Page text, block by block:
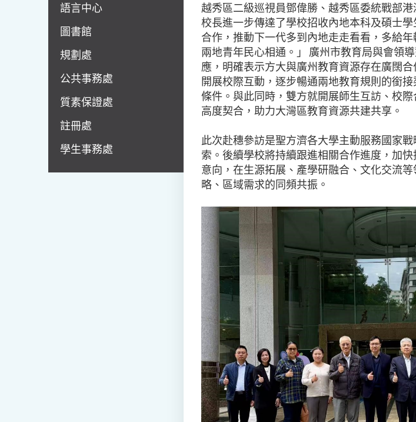
語言中心
圖書館
規劃處
公共事務處
質素保證處
註冊處
學生事務處
越秀區二級巡視員鄧偉勝、越秀區委統戰部
校長進一步傳達了學校招收內地本科及碩士
合作，推動下一代多到內地走走看看，多給
兩地青年民心相通。」 廣州市教育局與會領
應，明確表示方大與廣州教育資源存在廣闊
開展校際互動，逐步暢通兩地教育規則的銜
條件。與此同時，雙方就開展師生互訪、校
高度契合，助力大灣區教育資源共建共享。
此次赴穗參訪是聖方濟各大學主動服務國家
索。後續學校將持續跟進相關合作進度，加
意向，在生源拓展、產學研融合、文化交流
略、區域需求的同頻共振。